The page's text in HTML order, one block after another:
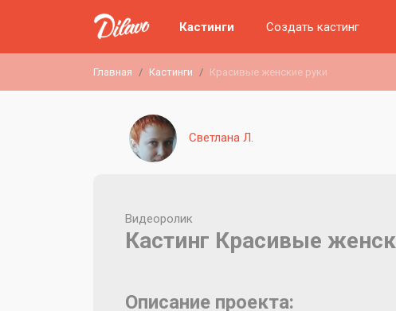
Кастинги Создать кастинг
Главная Кастинги Красивые женские руки
Светлана Л.
Видеоролик
Кастинг Красивые
Описание проекта: